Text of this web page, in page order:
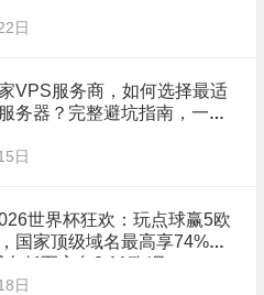
日
VPS服务商，如何选择最适
务器？完整避坑指南，一文
日
世界杯狂欢：玩点球赢5欧
国家顶级域名最高享74%折
名低至永久0.11欧/月
日